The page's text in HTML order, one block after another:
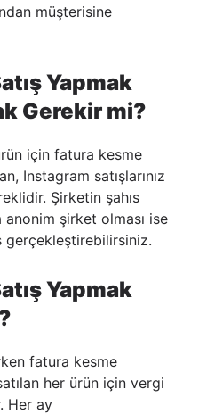
müşterisine
Yapmak
Gerekir mi?
için fatura kesme
Instagram satışlarınız
Şirketin şahıs
şirket olması ise
gerçekleştirebilirsiniz.
Yapmak
fatura kesme
her ürün için vergi
Her ay